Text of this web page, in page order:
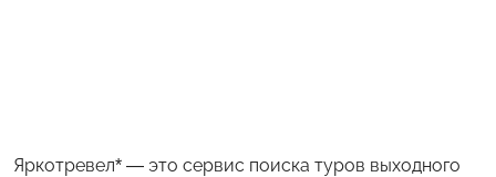
Яркотревел* — это сервис поиска туров выходного